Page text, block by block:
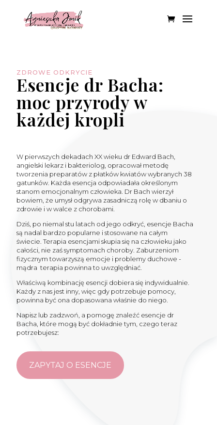
ZDROWE ODKRYCIE
Esencje dr Bacha:
moc przyrody w
każdej kropli
W pierwszych dekadach XX wieku dr Edward Bach,
angielski lekarz i bakteriolog, opracował metodę
tworzenia preparatów z płatków kwiatów wybranych 38
gatunków. Każda esencja odpowiadała określonym
stanom emocjonalnym człowieka. Dr Bach wierzył
bowiem, że umysł odgrywa zasadniczą rolę w dbaniu o
zdrowie i w walce z chorobami.
Dziś, po niemal stu latach od jego odkryć, esencje Bacha
są nadal bardzo popularne i stosowane na całym
świecie. Terapia esencjami skupia się na człowieku jako
całości, nie zaś symptomach choroby. Zaburzeniom
fizycznym towarzyszą emocje i problemy duchowe -
mądra terapia powinna to uwzględniać.
Właściwą kombinację esencji dobiera się indywidualnie.
Każdy z nas jest inny, więc gdy potrzebuje pomocy,
powinna być ona dopasowana właśnie do niego.
Napisz lub zadzwoń, a pomogę znaleźć esencje dr
Bacha, które mogą być dokładnie tym, czego teraz
potrzebujesz:
ZAPYTAJ O ESENCJE